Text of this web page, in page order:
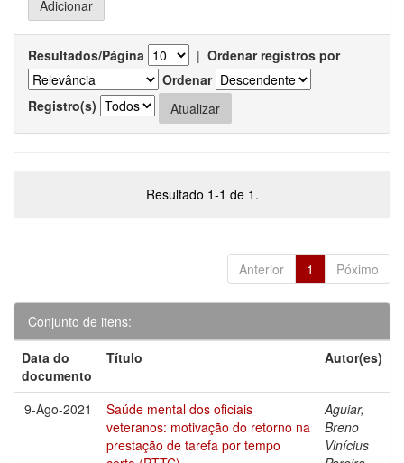
Resultados/Página | Ordenar registros por
Ordenar
Registro(s)
Resultado 1-1 de 1.
Anterior 1 Póximo
Conjunto de itens:
Data do
documento
Título Autor(es)
9-Ago-2021
Saúde mental dos oficiais
veteranos: motivação do retorno na
prestação de tarefa por tempo
Aguiar,
Breno
Vinícius